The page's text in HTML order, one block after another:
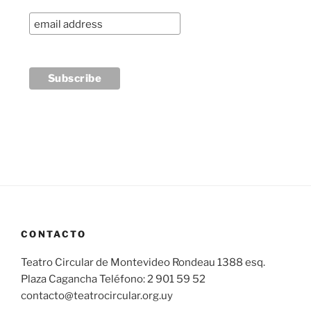
CONTACTO
Teatro Circular de Montevideo Rondeau 1388 esq.
Plaza Cagancha Teléfono: 2 901 59 52
contacto@teatrocircular.org.uy